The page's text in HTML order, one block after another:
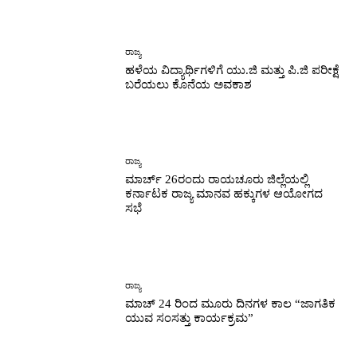
ರಾಜ್ಯ
ಹಳೆಯ ವಿದ್ಯಾರ್ಥಿಗಳಿಗೆ ಯು.ಜಿ ಮತ್ತು ಪಿ.ಜಿ ಪರೀಕ್ಷೆ
ಬರೆಯಲು ಕೊನೆಯ ಅವಕಾಶ
ರಾಜ್ಯ
ಮಾರ್ಚ್ 26ರಂದು ರಾಯಚೂರು ಜಿಲ್ಲೆಯಲ್ಲಿ
ಕರ್ನಾಟಕ ರಾಜ್ಯ ಮಾನವ ಹಕ್ಕುಗಳ ಆಯೋಗದ
ಸಭೆ
ರಾಜ್ಯ
ಮಾಚ್ 24 ರಿಂದ ಮೂರು ದಿನಗಳ ಕಾಲ “ಜಾಗತಿಕ
ಯುವ ಸಂಸತ್ತು ಕಾರ್ಯಕ್ರಮ”